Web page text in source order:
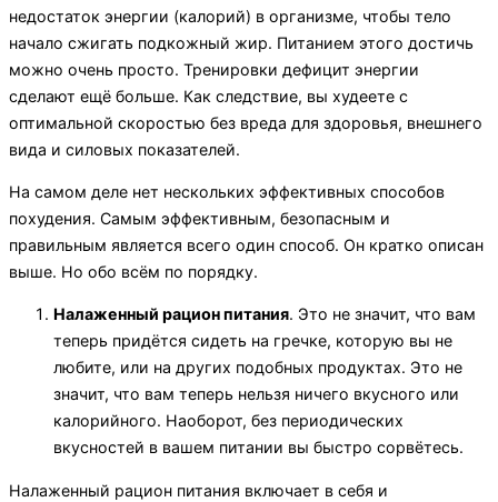
недостаток энергии (калорий) в организме, чтобы тело
начало сжигать подкожный жир. Питанием этого достичь
можно очень просто. Тренировки дефицит энергии
сделают ещё больше. Как следствие, вы худеете с
оптимальной скоростью без вреда для здоровья, внешнего
вида и силовых показателей.
На самом деле нет нескольких эффективных способов
похудения. Самым эффективным, безопасным и
правильным является всего один способ. Он кратко описан
выше. Но обо всём по порядку.
Налаженный рацион питания. Это не значит, что вам
теперь придётся сидеть на гречке, которую вы не
любите, или на других подобных продуктах. Это не
значит, что вам теперь нельзя ничего вкусного или
калорийного. Наоборот, без периодических
вкусностей в вашем питании вы быстро сорвётесь.
Налаженный рацион питания включает в себя и